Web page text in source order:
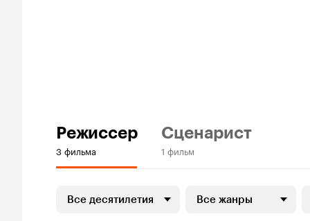
Режиссер
3 фильма
Сценарист
1 фильм
Все десятилетия Все жанры